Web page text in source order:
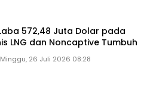
572,48 Juta Dolar pada
LNG dan Noncaptive Tumbuh
Minggu, 26 Juli 2026 08:28